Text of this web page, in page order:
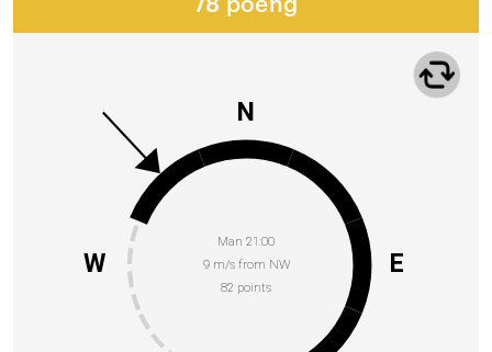
78 poeng
Man 21:00
9 m/s from NW
82 points
N
E
W